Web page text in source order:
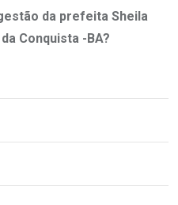
da prefeita Sheila
Conquista -BA?